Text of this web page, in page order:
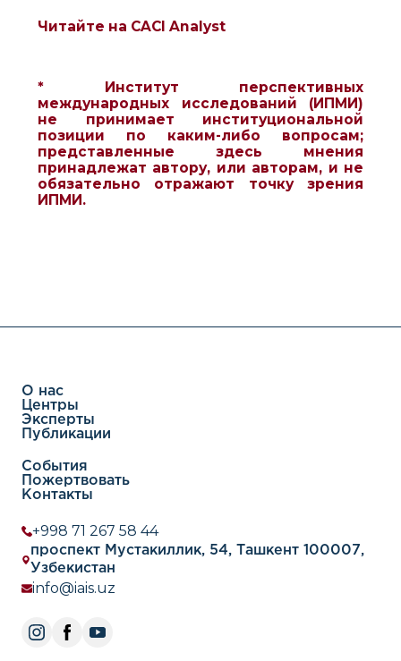
Читайте на CACI Analyst
* Институт перспективных
международных исследований (ИПМИ)
не принимает институциональной
позиции по каким-либо вопросам;
представленные здесь мнения
принадлежат автору, или авторам, и не
обязательно отражают точку зрения
ИПМИ.
О нас
Центры
Эксперты
Публикации
События
Пожертвовать
Контакты
+998 71 267 58 44
проспект Мустакиллик, 54, Ташкент 100007,
Узбекистан
info@iais.uz